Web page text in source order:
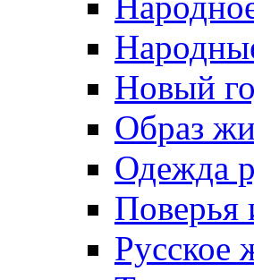
Новый
Образ
Одежда
Поверья
Русское